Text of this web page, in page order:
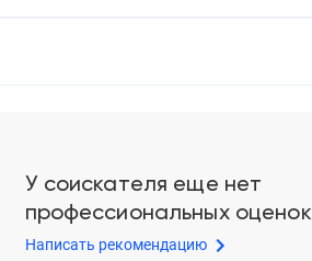
У соискателя еще нет
профессиональных оценок
Написать рекомендацию